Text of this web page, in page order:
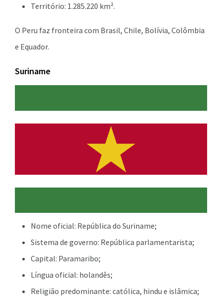
Território: 1.285.220 km².
O Peru faz fronteira com Brasil, Chile, Bolívia, Colômbia
e Equador.
Suriname
Nome oficial: República do Suriname;
Sistema de governo: República parlamentarista;
Capital: Paramaribo;
Língua oficial: holandês;
Religião predominante: católica, hindu e islâmica;